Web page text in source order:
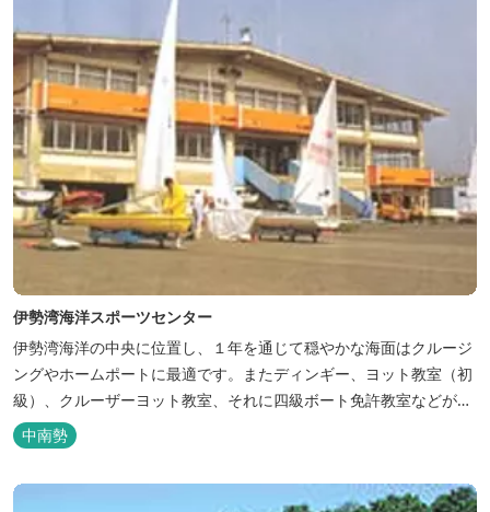
伊勢湾海洋スポーツセンター
伊勢湾海洋の中央に位置し、１年を通じて穏やかな海面はクルージ
ングやホームポートに最適です。またディンギー、ヨット教室（初
級）、クルーザーヨット教室、それに四級ボート免許教室などが開
催されています。レンタルヨットもあります。
中南勢